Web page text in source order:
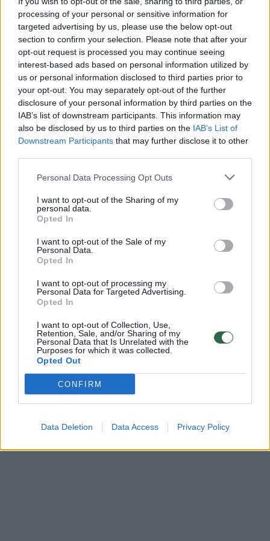
processing of your personal or sensitive information for
targeted advertising by us, please use the below opt-out
section to confirm your selection. Please note that after your
opt-out request is processed you may continue seeing
interest-based ads based on personal information utilized by
us or personal information disclosed to third parties prior to
your opt-out. You may separately opt-out of the further
disclosure of your personal information by third parties on the
IAB’s list of downstream participants. This information may
also be disclosed by us to third parties on the IAB’s List of
Downstream Participants that may further disclose it to other
Personal Data Processing Opt Outs
I want to opt-out of the Sharing of my
personal data.
Opted In
I want to opt-out of the Sale of my
Personal Data.
Opted In
I want to opt-out of processing my
Personal Data for Targeted Advertising.
Opted In
I want to opt-out of Collection, Use,
Retention, Sale, and/or Sharing of my
Personal Data that Is Unrelated with the
Purposes for which it was collected.
Opted Out
CONFIRM
Data Deletion Data Access Privacy Policy
Augintinis
00:02:54
Žiūrėkite ir mokykitės: kaip sukurti savo pomidorų
veislę
Laidos Skinsiu raudoną rožę
00:04:09
Augalų genetiniai ištekliai saugomi ir gamtinėse
buveinėse, ir šaldytuvuose
00:08:44
Geriausi patarimai, kaip reikia sodinti bulves į dirvą
Žinios | Gyvenimo būdas
Jurginų karalius nerimsta: pavyko išveisti dar naujų
veislių
Žinios | Lietuvos diena